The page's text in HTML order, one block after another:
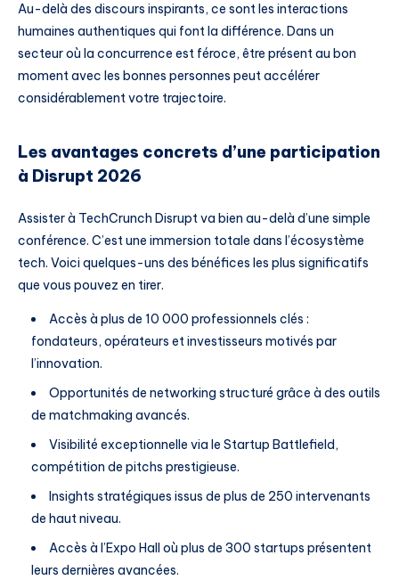
Au-delà des discours inspirants, ce sont les interactions
humaines authentiques qui font la différence. Dans un
secteur où la concurrence est féroce, être présent au bon
moment avec les bonnes personnes peut accélérer
considérablement votre trajectoire.
Les avantages concrets d’une participation
à Disrupt 2026
Assister à TechCrunch Disrupt va bien au-delà d’une simple
conférence. C’est une immersion totale dans l’écosystème
tech. Voici quelques-uns des bénéfices les plus significatifs
que vous pouvez en tirer.
Accès à plus de 10 000 professionnels clés :
fondateurs, opérateurs et investisseurs motivés par
l’innovation.
Opportunités de networking structuré grâce à des outils
de matchmaking avancés.
Visibilité exceptionnelle via le Startup Battlefield,
compétition de pitchs prestigieuse.
Insights stratégiques issus de plus de 250 intervenants
de haut niveau.
Accès à l’Expo Hall où plus de 300 startups présentent
leurs dernières avancées.